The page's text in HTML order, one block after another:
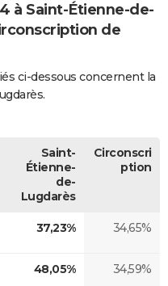
à Saint-Étienne-de-
de
ci-dessous concernent la
Saint-
Étienne-
de-
Lugdarès
Circonscri
ption
37,23% 34,65%
48,05% 34,59%